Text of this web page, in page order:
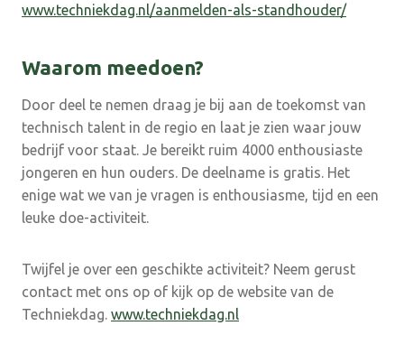
www.techniekdag.nl/aanmelden-als-standhouder/
Waarom meedoen?
Door deel te nemen draag je bij aan de toekomst van
technisch talent in de regio en laat je zien waar jouw
bedrijf voor staat. Je bereikt ruim 4000 enthousiaste
jongeren en hun ouders. De deelname is gratis. Het
enige wat we van je vragen is enthousiasme, tijd en een
leuke doe-activiteit.
Twijfel je over een geschikte activiteit? Neem gerust
contact met ons op of kijk op de website van de
Techniekdag. www.techniekdag.nl